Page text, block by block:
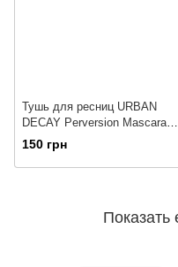
Тушь для ресниц URBAN
DECAY Perversion Mascara
3ml
150 грн
Показать